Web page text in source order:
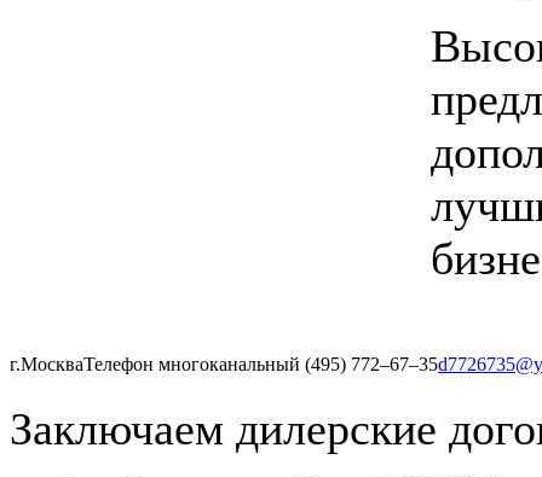
г.МоскваТелефон многоканальный (495) 772‒67‒35
Заключаем дилерские